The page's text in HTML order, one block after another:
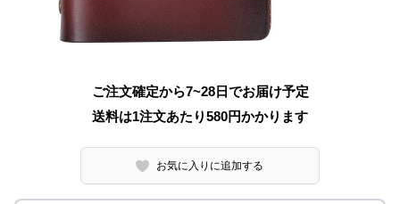
ご注文確定から7~28日でお届け予定
送料は1注文あたり580円かかります
お気に入りに追加する